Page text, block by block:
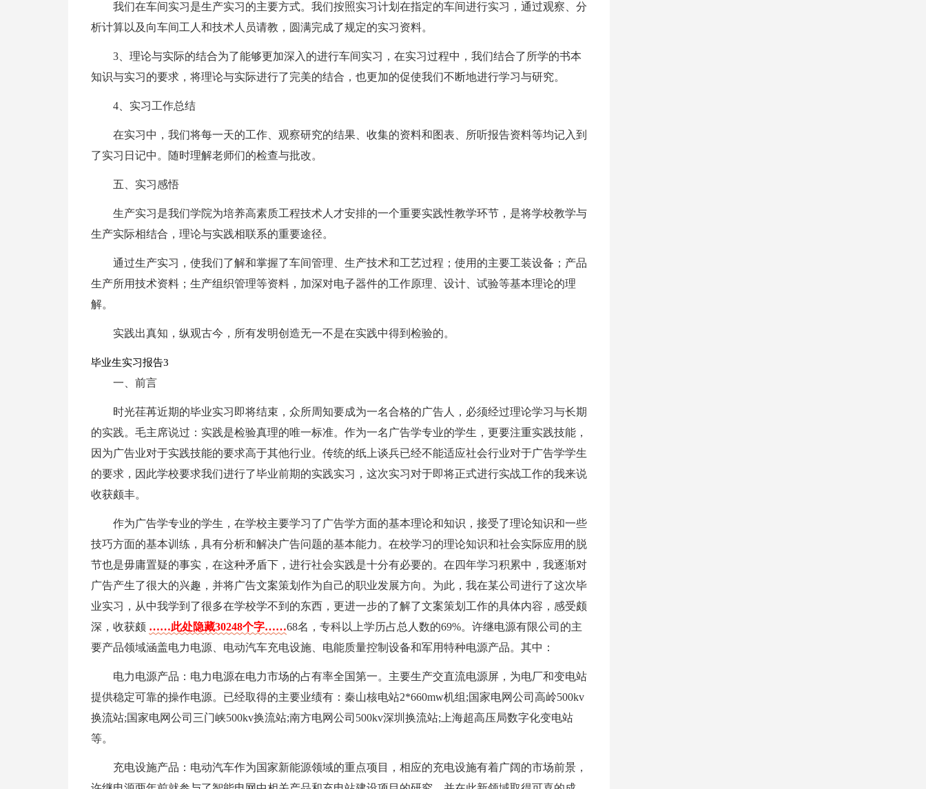
我们在车间实习是生产实习的主要方式。我们按照实习计划在指定的车间进行实习，通过观察、分
析计算以及向车间工人和技术人员请教，圆满完成了规定的实习资料。
3、理论与实际的结合为了能够更加深入的进行车间实习，在实习过程中，我们结合了所学的书本
知识与实习的要求，将理论与实际进行了完美的结合，也更加的促使我们不断地进行学习与研究。
4、实习工作总结
在实习中，我们将每一天的工作、观察研究的结果、收集的资料和图表、所听报告资料等均记入到
了实习日记中。随时理解老师们的检查与批改。
五、实习感悟
生产实习是我们学院为培养高素质工程技术人才安排的一个重要实践性教学环节，是将学校教学与
生产实际相结合，理论与实践相联系的重要途径。
通过生产实习，使我们了解和掌握了车间管理、生产技术和工艺过程；使用的主要工装设备；产品
生产所用技术资料；生产组织管理等资料，加深对电子器件的工作原理、设计、试验等基本理论的理
解。
实践出真知，纵观古今，所有发明创造无一不是在实践中得到检验的。
毕业生实习报告3
一、前言
时光荏苒近期的毕业实习即将结束，众所周知要成为一名合格的广告人，必须经过理论学习与长期
的实践。毛主席说过：实践是检验真理的唯一标准。作为一名广告学专业的学生，更要注重实践技能，
因为广告业对于实践技能的要求高于其他行业。传统的纸上谈兵已经不能适应社会行业对于广告学学生
的要求，因此学校要求我们进行了毕业前期的实践实习，这次实习对于即将正式进行实战工作的我来说
收获颇丰。
作为广告学专业的学生，在学校主要学习了广告学方面的基本理论和知识，接受了理论知识和一些
技巧方面的基本训练，具有分析和解决广告问题的基本能力。在校学习的理论知识和社会实际应用的脱
节也是毋庸置疑的事实，在这种矛盾下，进行社会实践是十分有必要的。在四年学习积累中，我逐渐对
广告产生了很大的兴趣，并将广告文案策划作为自己的职业发展方向。为此，我在某公司进行了这次毕
业实习，从中我学到了很多在学校学不到的东西，更进一步的了解了文案策划工作的具体内容，感受颇
深，收获颇 ……此处隐藏30248个字……68名，专科以上学历占总人数的69%。许继电源有限公司的主
要产品领域涵盖电力电源、电动汽车充电设施、电能质量控制设备和军用特种电源产品。其中：
电力电源产品：电力电源在电力市场的占有率全国第一。主要生产交直流电源屏，为电厂和变电站
提供稳定可靠的操作电源。已经取得的主要业绩有：秦山核电站2*660mw机组;国家电网公司高岭500kv
换流站;国家电网公司三门峡500kv换流站;南方电网公司500kv深圳换流站;上海超高压局数字化变电站
等。
充电设施产品：电动汽车作为国家新能源领域的重点项目，相应的充电设施有着广阔的市场前景，